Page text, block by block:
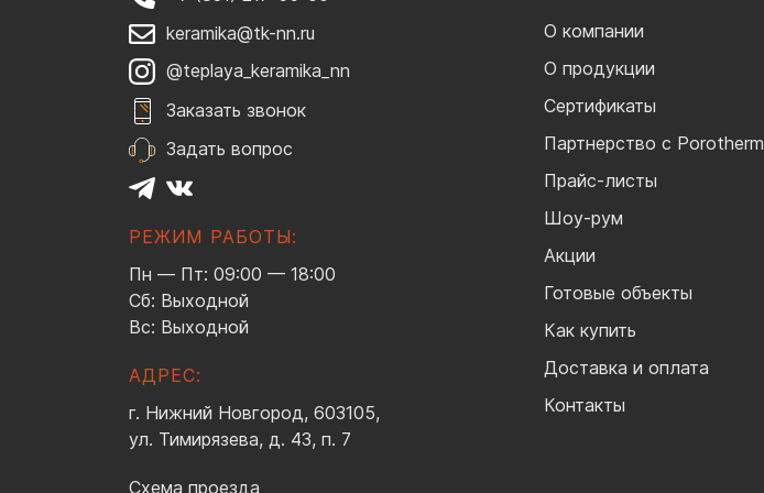
keramika@tk-nn.ru
@teplaya_keramika_nn
Заказать звонок
Задать вопрос
РЕЖИМ РАБОТЫ:
Пн — Пт: 09:00 — 18:00
Сб: Выходной
Вс: Выходной
АДРЕС:
г. Нижний Новгород, 603105,
ул. Тимирязева, д. 43, п. 7
Схема проезда
О компании
О продукции
Сертификаты
Партнерство с Porotherm
Прайс-листы
Шоу-рум
Акции
Готовые объекты
Как купить
Доставка и оплата
Контакты